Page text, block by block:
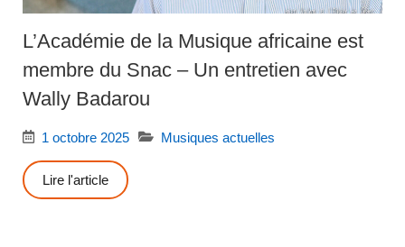
L’Académie de la Musique africaine est
membre du Snac – Un entretien avec
Wally Badarou
1 octobre 2025 Musiques actuelles
Lire l'article